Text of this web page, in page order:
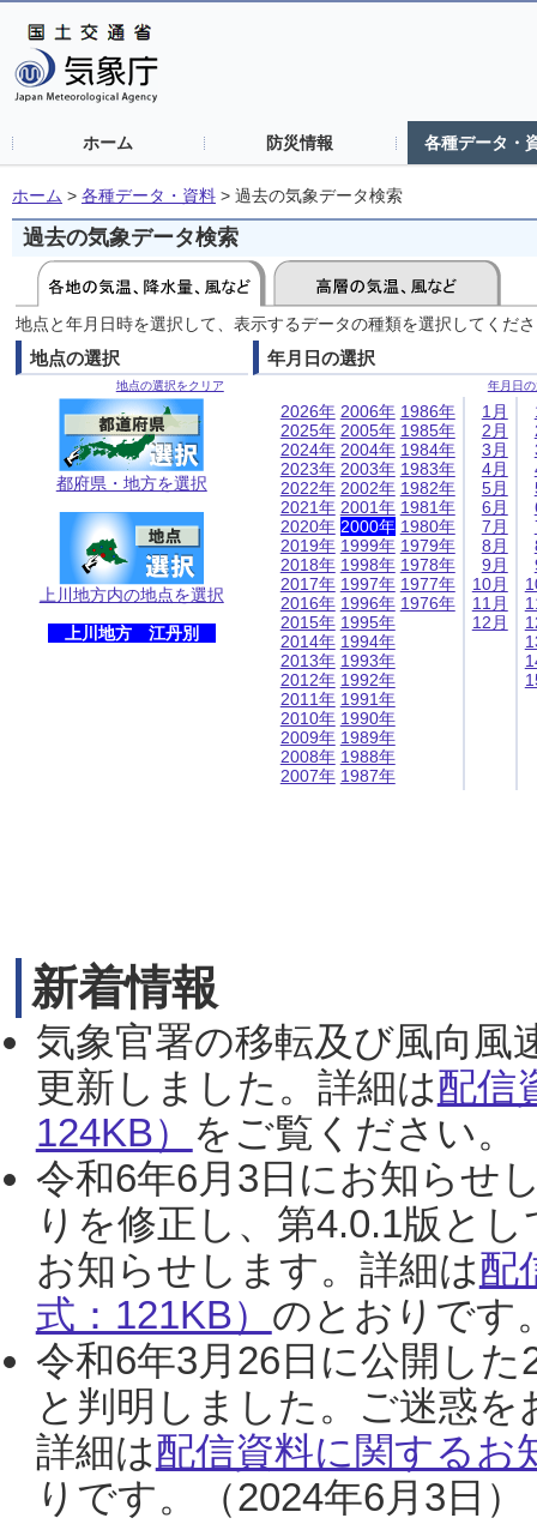
ホーム 防災情報 各種データ・
ホーム > 各種データ・資料 > 過去の気象データ検索
過去の気象データ検索
地点と年月日時を選択して、表示するデータの種類を選択してくだ
地点の選択
地点の選択をクリア
都府県・地方を選択
上川地方内の地点を選択
上川地方 江丹別
年月日の選択
年月日
2026年
2025年
2024年
2023年
2022年
2021年
2020年
2019年
2018年
2017年
2016年
2015年
2014年
2013年
2012年
2011年
2010年
2009年
2008年
2007年
2006年
2005年
2004年
2003年
2002年
2001年
2000年
1999年
1998年
1997年
1996年
1995年
1994年
1993年
1992年
1991年
1990年
1989年
1988年
1987年
1986年
1985年
1984年
1983年
1982年
1981年
1980年
1979年
1978年
1977年
1976年
1月
2月
3月
4月
5月
6月
7月
8月
9月
10月
11月
12月
新着情報
気象官署の移転及び風向風
更新しました。詳細は配信
124KB） をご覧ください。
令和6年6月3日にお知らせ
りを修正し、第4.0.1版と
お知らせします。詳細は配
式：121KB） のとおりです
令和6年3月26日に公開し
と判明しました。ご迷惑
詳細は配信資料に関するお
りです。（2024年6月3日）